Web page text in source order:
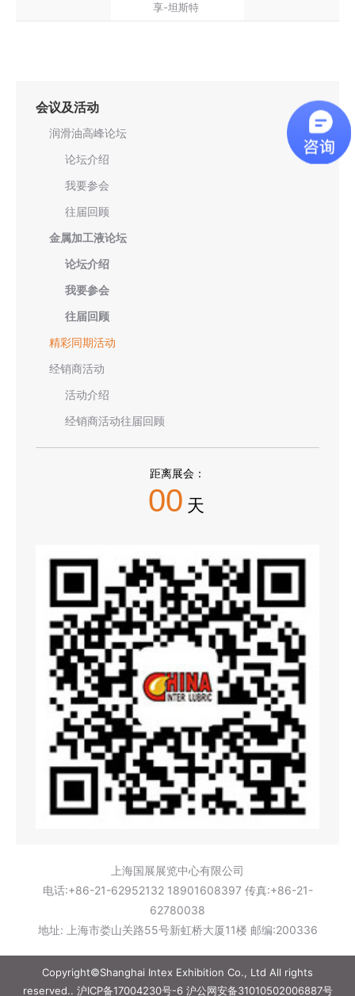
享-坦斯特
会议及活动
润滑油高峰论坛
论坛介绍
我要参会
往届回顾
金属加工液论坛
论坛介绍
我要参会
往届回顾
精彩同期活动
经销商活动
活动介绍
经销商活动往届回顾
距离展会：
00 天
上海国展展览中心有限公司
电话:+86-21-62952132 18901608397 传真:+86-21-
62780038
地址: 上海市娄山关路55号新虹桥大厦11楼 邮编:200336
Copyright©Shanghai Intex Exhibition Co., Ltd All rights
reserved.. 沪ICP备17004230号-6沪公网安备31010502006887号